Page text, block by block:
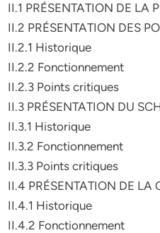
II.1 PRÉSENTATION DE LA
II.2 PRÉSENTATION DES
II.2.1 Historique
II.2.2 Fonctionnement
II.2.3 Points critiques
II.3 PRÉSENTATION DU
II.3.1 Historique
II.3.2 Fonctionnement
II.3.3 Points critiques
II.4 PRÉSENTATION DE LA
II.4.1 Historique
II.4.2 Fonctionnement